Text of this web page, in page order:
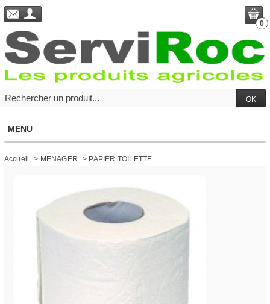
0
MENU
Accueil > MENAGER > PAPIER TOILETTE